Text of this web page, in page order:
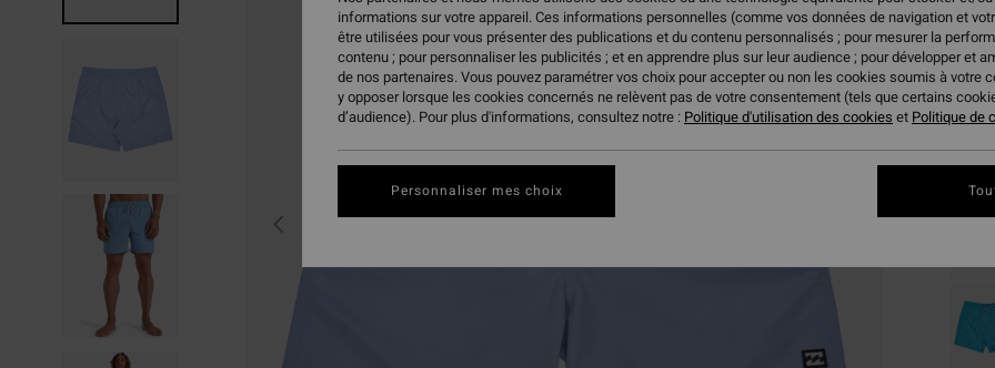
ECO-
29,95
BONS
informations sur votre appareil. Ces informations personnelles (comme vos données de navigation et
être utilisées pour vous présenter des publications et du contenu personnalisés ; pour mesurer la
contenu ; pour personnaliser les publicités ; et en apprendre plus sur leur audience ; pour développer et
de nos partenaires. Vous pouvez paramétrer vos choix pour accepter ou non les cookies soumis à votre
y opposer lorsque les cookies concernés ne relèvent pas de votre consentement (tels que certains
d’audience). Pour plus d'informations, consultez notre : Politique d'utilisation des cookies et Politique de
Personnaliser mes choix